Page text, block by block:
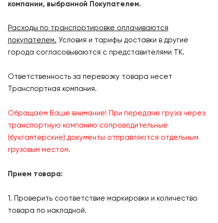
компании, выбранной Покупателем.
Расходы по транспортировке оплачиваются
покупателем. Условия и тарифы доставки в другие
города согласовываются с представителями ТК.
Ответственность за перевозку товара несет
Транспортная компания.
Обращаем Ваше внимание! При передаче груза через
транспортную компанию сопроводительные
(бухгалтерские) документы отправляются отдельным
грузовым местом.
Прием товара:
1. Проверить соответствие маркировки и количество
товара по накладной.